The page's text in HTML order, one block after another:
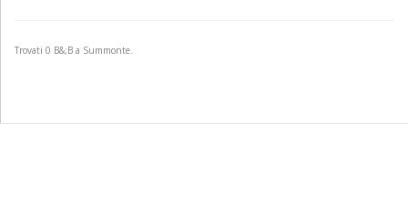
Trovati 0 B&;B a Summonte.